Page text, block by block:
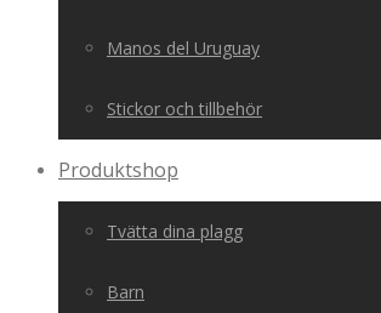
Manos del Uruguay
Stickor och tillbehör
Produktshop
Tvätta dina plagg
Barn